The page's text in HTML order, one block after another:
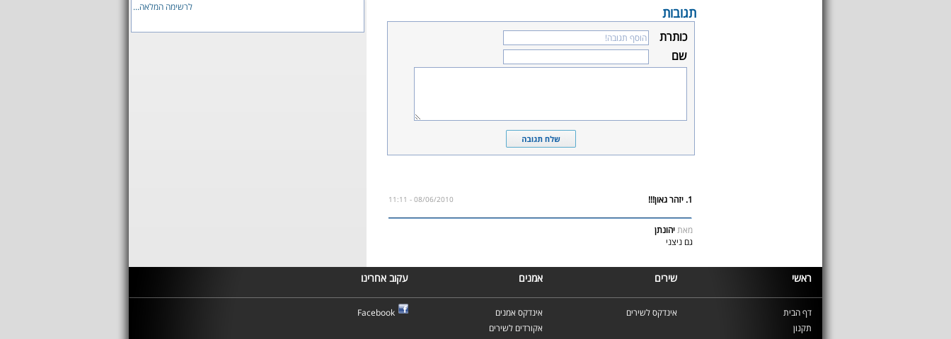
תגובות
כותרת
שם
1. יזהר גאון!!! 08/06/2010 - 11:11
מאתיהונתן
גם ניצני
לרשימה המלאה...
ראשי שירים אמנים עקוב אחרינו
דף הבית
תקנון
אינדקס לשירים
אינדקס אמנים
אקורדים לשירים
Facebook